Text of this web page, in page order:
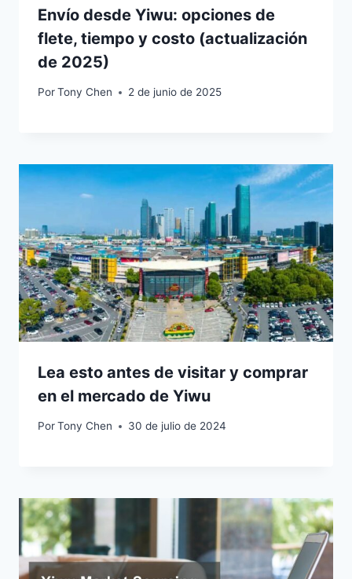
Envío desde Yiwu: opciones de
flete, tiempo y costo (actualización
de 2025)
PorTony Chen 2 de junio de 2025
Lea esto antes de visitar y comprar
en el mercado de Yiwu
PorTony Chen 30 de julio de 2024